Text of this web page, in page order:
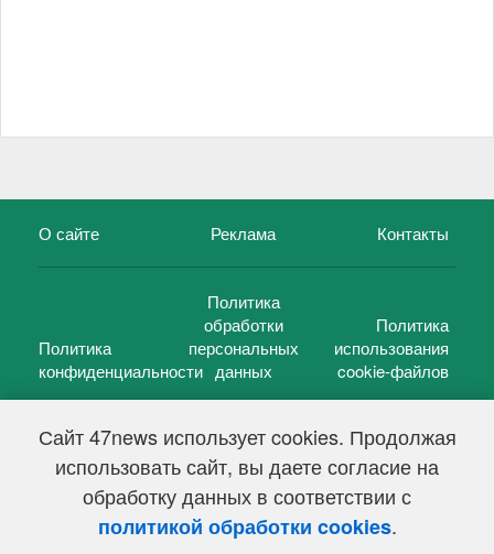
Сайт 47news использует cookies. Продолжая
использовать сайт, вы даете согласие на
обработку данных в соответствии с
политикой обработки cookies.
О сайте Реклама Контакты
Политика
конфиденциальности
Политика
обработки
персональных
данных
Политика
использования
cookie-файлов
47 новостей (47 news)2005 — 2026 г.
Свидетельство о регистрации СМИ Эл № ФС 77-39848, выдано
Федеральной службой по надзору в сфере связи,
информационных технологий и массовых коммуникаций